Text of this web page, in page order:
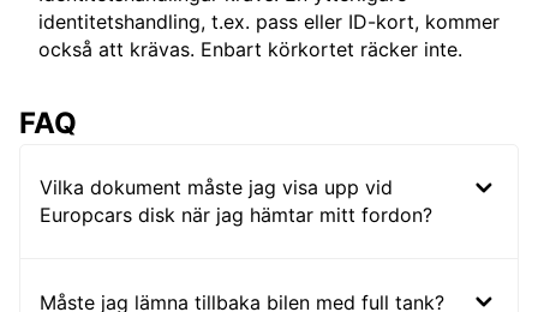
identitetshandling, t.ex. pass eller ID-kort, kommer
också att krävas. Enbart körkortet räcker inte.
FAQ
Vilka dokument måste jag visa upp vid
Europcars disk när jag hämtar mitt fordon?
Måste jag lämna tillbaka bilen med full tank?